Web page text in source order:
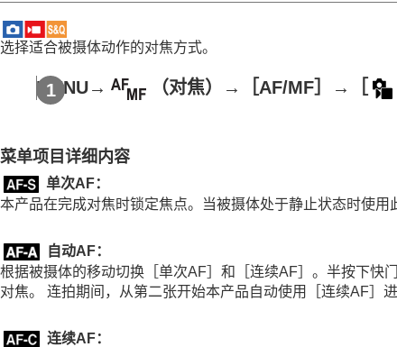
从MENU查找功能
本章节的内容
对焦
选择对焦区域（对焦区域）
直接手动对焦（DMF）
选择适合被摄体动作的对焦方式。
MENU→ （对焦）→ ［AF/MF］ →
菜单项目详细内容
单次AF：
本产品在完成对焦时锁定焦点。当被摄体处于静止状态时使用
自动AF：
根据被摄体的移动切换 ［单次AF］ 和 ［连续AF］ 。半按下快
对焦。 连拍期间，从第二张开始本产品自动使用
［连续AF］
连续AF：